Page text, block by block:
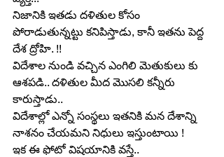
నిజానికి ఇతడు దళితుల కోసం
పోరాడుతున్నట్టు కనిపిస్తాడు, కానీ ఇతను పెద్ద
దేశ ద్రోహి. !!
విదేశాల నుండి వచ్చిన ఎంగిలి మెతుకులు కు
ఆశపడి.. దళితుల మీద మొసలి కన్నీరు
కారుస్తాడు..
విదేశాల్లో ఎన్నో సంస్థలు ఇతనికి మన దేశాన్ని
నాశనం చేయమని నిధులు ఇస్తుంటాయి !
ఇక ఈ ఫోటో విషయానికి వస్తే..